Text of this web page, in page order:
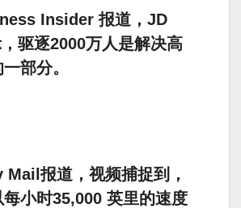
Insider 报道，JD
驱逐2000万人是解决高
部分。
报道，视频捕捉到，
每小时35,000 英里的速度